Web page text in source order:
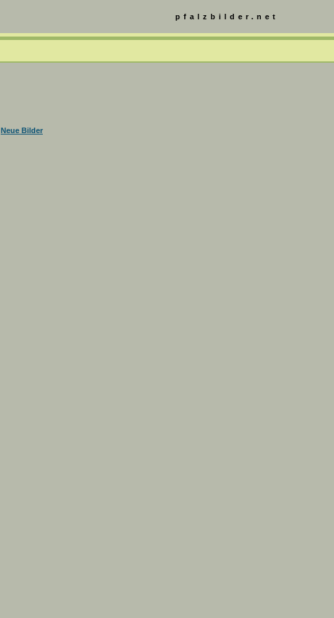
pfalzbilder.net
Neue Bilder